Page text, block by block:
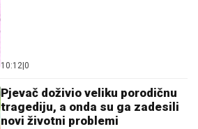
10:12 0
Pjevač doživio veliku porodičnu
tragediju, a onda su ga zadesili
novi životni problemi